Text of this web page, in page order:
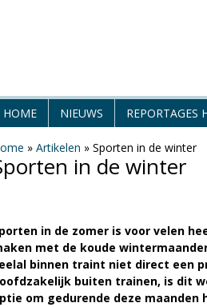
H
HOME NIEUWS REPORTAGES
» Artikelen » Sporten in de winter
in de winter
in de zomer is voor velen
met de koude
binnen traint niet direct een
buiten trainen, is dit
om gedurende deze